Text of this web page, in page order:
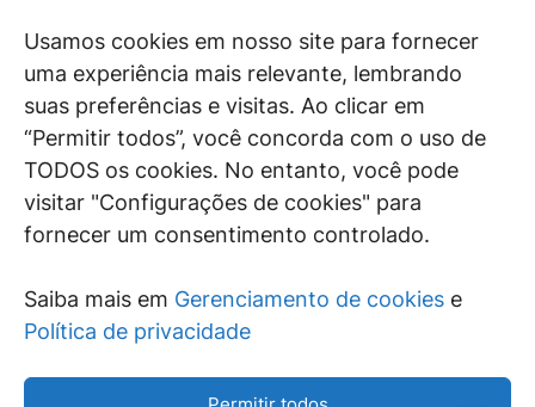
Usamos cookies em nosso site para fornecer
uma experiência mais relevante, lembrando
suas preferências e visitas. Ao clicar em
“Permitir todos”, você concorda com o uso de
TODOS os cookies. No entanto, você pode
visitar "Configurações de cookies" para
fornecer um consentimento controlado.
Saiba mais em Gerenciamento de cookies e
Política de privacidade
juristas e doutrinadores nacionais, se posicionam
diante de questões relevantes do cotidiano e
universo jurídico.
SIGA